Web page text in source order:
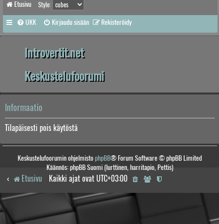
Etusivu Style:
UKK Kirjaudu sisään Rekisteröidy
Introvertit.net
Keskustelufoorumi
Informaatio
Tilapäisesti pois käytöstä
Keskustelufoorumin ohjelmistophpBB® Forum Software © phpBB Limited
Käännös: phpBB Suomi (lurttinen, harritapio, Pettis)
Etusivu Kaikki ajat ovat UTC+03:00